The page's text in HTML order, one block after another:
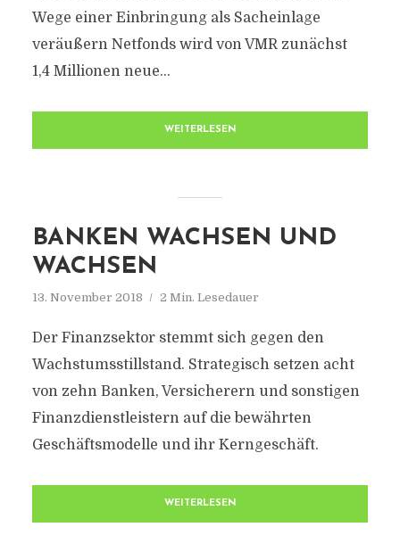
Wege einer Einbringung als Sacheinlage
veräußern Netfonds wird von VMR zunächst
1,4 Millionen neue...
WEITERLESEN
BANKEN WACHSEN UND
WACHSEN
13. November 2018 2 Min. Lesedauer
Der Finanzsektor stemmt sich gegen den
Wachstumsstillstand. Strategisch setzen acht
von zehn Banken, Versicherern und sonstigen
Finanzdienstleistern auf die bewährten
Geschäftsmodelle und ihr Kerngeschäft.
WEITERLESEN